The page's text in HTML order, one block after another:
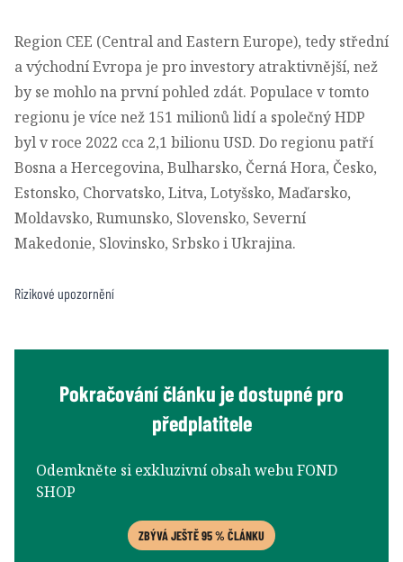
Region CEE (Central and Eastern Europe), tedy střední
a východní Evropa je pro investory atraktivnější, než
by se mohlo na první pohled zdát. Populace v tomto
regionu je více než 151 milionů lidí a společný HDP
byl v roce 2022 cca 2,1 bilionu USD. Do regionu patří
Bosna a Hercegovina, Bulharsko, Černá Hora, Česko,
Estonsko, Chorvatsko, Litva, Lotyšsko, Maďarsko,
Moldavsko, Rumunsko, Slovensko, Severní
Makedonie, Slovinsko, Srbsko i Ukrajina.
Rizikové upozornění
Pokračování článku je dostupné pro
předplatitele
Odemkněte si exkluzivní obsah webu FOND
SHOP
ZBÝVÁ JEŠTĚ 95 % ČLÁNKU